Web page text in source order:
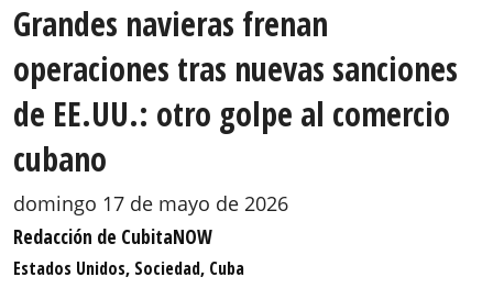
Grandes navieras frenan
operaciones tras nuevas sanciones
de EE.UU.: otro golpe al comercio
cubano
domingo 17 de mayo de 2026
Redacción de CubitaNOW
Estados Unidos, Sociedad, Cuba